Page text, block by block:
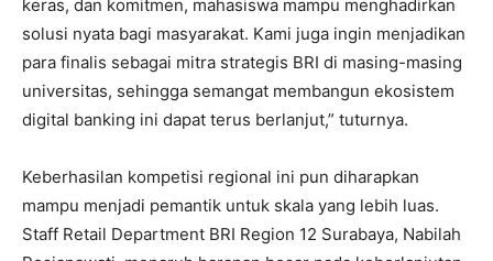
keras, dan komitmen, mahasiswa mampu menghadirkan
solusi nyata bagi masyarakat. Kami juga ingin menjadikan
para finalis sebagai mitra strategis BRI di masing-masing
universitas, sehingga semangat membangun ekosistem
digital banking ini dapat terus berlanjut,” tuturnya.
Keberhasilan kompetisi regional ini pun diharapkan
mampu menjadi pemantik untuk skala yang lebih luas.
Staff Retail Department BRI Region 12 Surabaya, Nabilah